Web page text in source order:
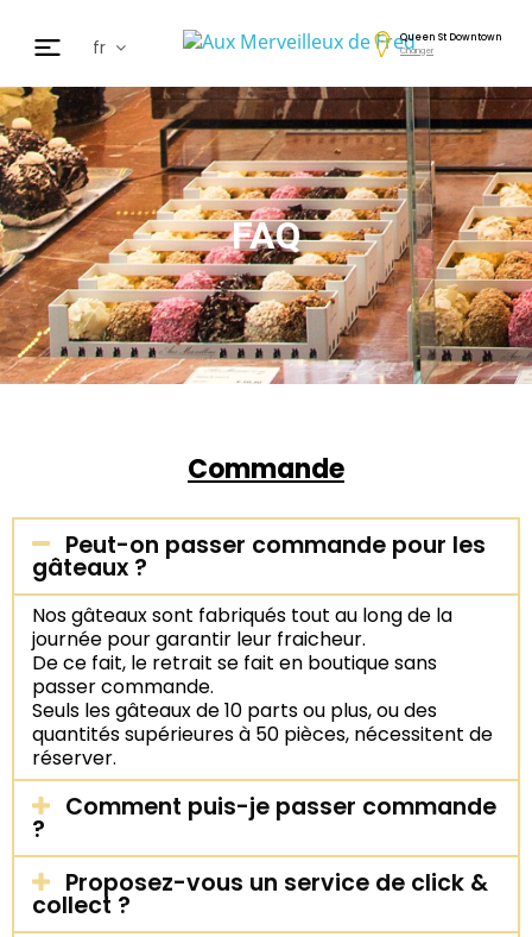
fr
en
de
日本
nl
cz
ar
es
Queen St Downtown
Changer
FAQ
Commande
Peut-on passer commande pour les
gâteaux ?
Nos gâteaux sont fabriqués tout au long de la
journée pour garantir leur fraicheur.
De ce fait, le retrait se fait en boutique sans
passer commande.
Seuls les gâteaux de 10 parts ou plus, ou des
quantités supérieures à 50 pièces, nécessitent de
réserver.
Comment puis-je passer commande
?
Proposez-vous un service de click &
collect ?